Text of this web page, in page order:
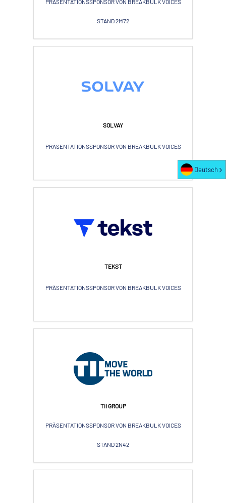
PRÄSENTATIONSSPONSOR VON BREAKBULK VOICES
STAND 2M72
SOLVAY
PRÄSENTATIONSSPONSOR VON BREAKBULK VOICES
TEKST
PRÄSENTATIONSSPONSOR VON BREAKBULK VOICES
TII GROUP
PRÄSENTATIONSSPONSOR VON BREAKBULK VOICES
STAND 2N42
Deutsch